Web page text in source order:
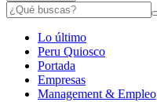
Lo último
Peru Quiosco
Portada
Empresas
Management & Empleo